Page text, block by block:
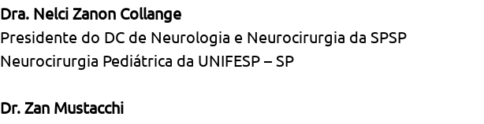
Dra. Nelci Zanon Collange
Presidente do DC de Neurologia e Neurocirurgia da SPSP
Neurocirurgia Pediátrica da UNIFESP – SP
Dr. Zan Mustacchi